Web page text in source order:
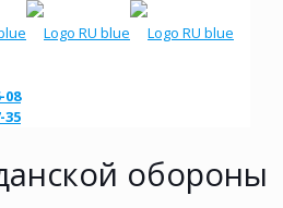
08
35
обороны